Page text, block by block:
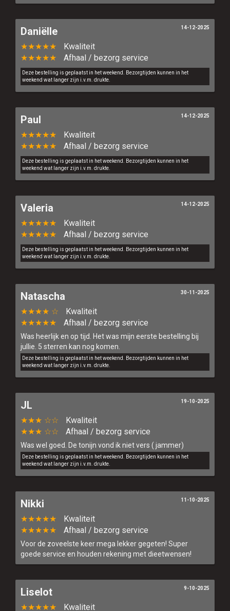
Daniëlle
★★★★★
Kwaliteit
★★★★★
Afhaal / bezorg service
Deze bestelling is geplaatst in het weekend. Bezorgtijden kunnen in het
weekend wat langer zijn i.v.m. drukte.
14-12-2025
Paul
★★★★★
Kwaliteit
★★★★★
Afhaal / bezorg service
Deze bestelling is geplaatst in het weekend. Bezorgtijden kunnen in het
weekend wat langer zijn i.v.m. drukte.
14-12-2025
Valeria
★★★★★
Kwaliteit
★★★★★
Afhaal / bezorg service
Deze bestelling is geplaatst in het weekend. Bezorgtijden kunnen in het
weekend wat langer zijn i.v.m. drukte.
14-12-2025
Natascha
★★★★ ☆
Kwaliteit
★★★★★
Afhaal / bezorg service
Was heerlijk en op tijd. Het was mijn eerste bestelling bij
jullie. 5 sterren kan nog komen.
Deze bestelling is geplaatst in het weekend. Bezorgtijden kunnen in het
weekend wat langer zijn i.v.m. drukte.
30-11-2025
JL
★★★ ☆☆
Kwaliteit
★★★ ☆☆
Afhaal / bezorg service
Was wel goed. De tonijn vond ik niet vers ( jammer)
Deze bestelling is geplaatst in het weekend. Bezorgtijden kunnen in het
weekend wat langer zijn i.v.m. drukte.
19-10-2025
Nikki
★★★★★
Kwaliteit
★★★★★
Afhaal / bezorg service
Voor de zoveelste keer mega lekker gegeten! Super
goede service en houden rekening met dieetwensen!
11-10-2025
Liselot
★★★★★ Kwaliteit
9-10-2025